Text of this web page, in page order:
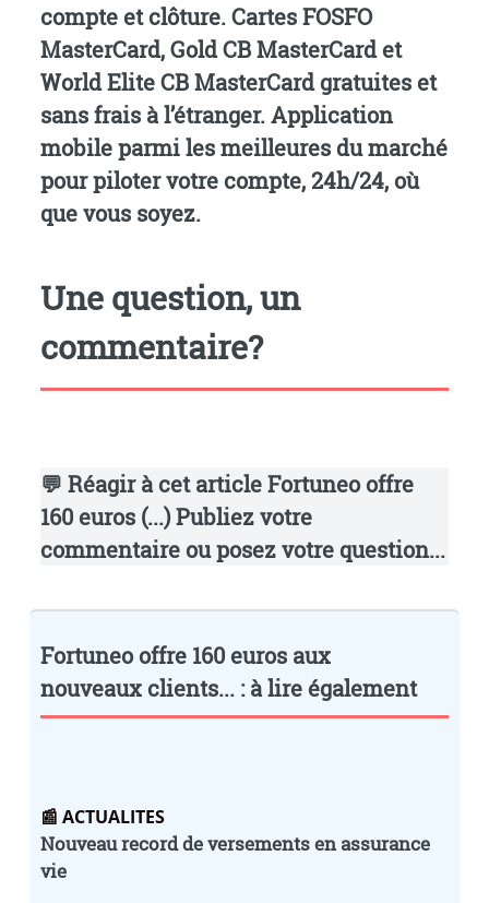
compte et clôture. Cartes FOSFO
MasterCard, Gold CB MasterCard et
World Elite CB MasterCard gratuites et
sans frais à l’étranger. Application
mobile parmi les meilleures du marché
pour piloter votre compte, 24h/24, où
que vous soyez.
Une question, un
commentaire?
💬 Réagir à cet article Fortuneo offre
160 euros (...)Publiez votre
commentaire ou posez votre question...
Fortuneo offre 160 euros aux
nouveaux clients... : à lire également
📰 ACTUALITES
Nouveau record de versements en assurance
vie